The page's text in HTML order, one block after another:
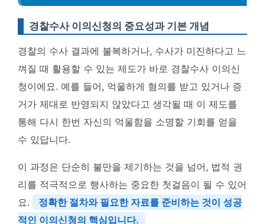
경찰수사 이의신청의 중요성과 기본 개념
경찰의 수사 결과에 불복하거나, 수사가 미진하다고 느
껴질 때 활용할 수 있는 제도가 바로 경찰수사 이의신
청이에요. 예를 들어, 억울하게 혐의를 받고 있거나 증
거가 제대로 반영되지 않았다고 생각될 때 이 제도를
통해 다시 한번 자신의 억울함을 소명할 기회를 얻을
수 있답니다.
이 과정은 단순히 불만을 제기하는 것을 넘어, 법적 권
리를 적극적으로 행사하는 중요한 첫걸음이 될 수 있어
요.
정확한 절차와 필요한 자료를 준비하는 것이 성공
적인 이의신청의 핵심입니다.